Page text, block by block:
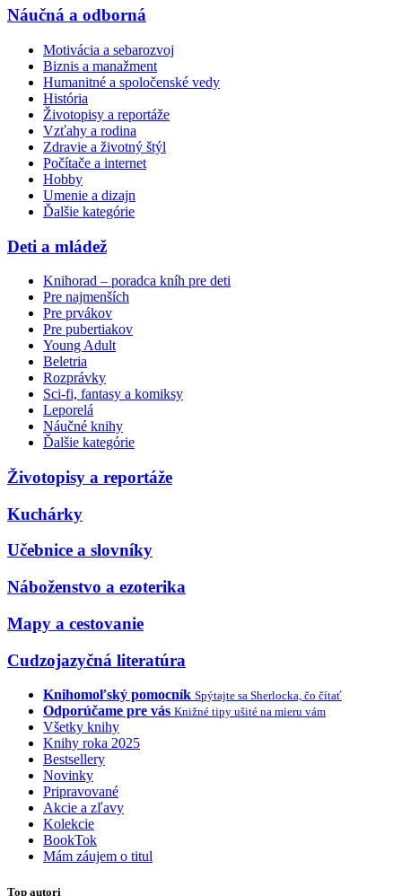
Náučná a odborná
Motivácia a sebarozvoj
Biznis a manažment
Humanitné a spoločenské vedy
História
Životopisy a reportáže
Vzťahy a rodina
Zdravie a životný štýl
Počítače a internet
Hobby
Umenie a dizajn
Ďalšie kategórie
Deti a mládež
Knihorad – poradca kníh pre deti
Pre najmenších
Pre prvákov
Pre pubertiakov
Young Adult
Beletria
Rozprávky
Sci-fi, fantasy a komiksy
Leporelá
Náučné knihy
Ďalšie kategórie
Životopisy a reportáže
Kuchárky
Učebnice a slovníky
Náboženstvo a ezoterika
Mapy a cestovanie
Cudzojazyčná literatúra
Knihomoľský pomocník Spýtajte sa Sherlocka, čo čítať
Odporúčame pre vás Knižné tipy ušité na mieru vám
Všetky knihy
Knihy roka 2025
Bestsellery
Novinky
Pripravované
Akcie a zľavy
Kolekcie
BookTok
Mám záujem o titul
Top autori